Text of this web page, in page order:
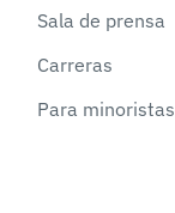
Sala de prensa
Carreras
Para minoristas